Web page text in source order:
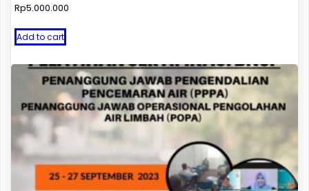
Rp5.000.000
Add to cart